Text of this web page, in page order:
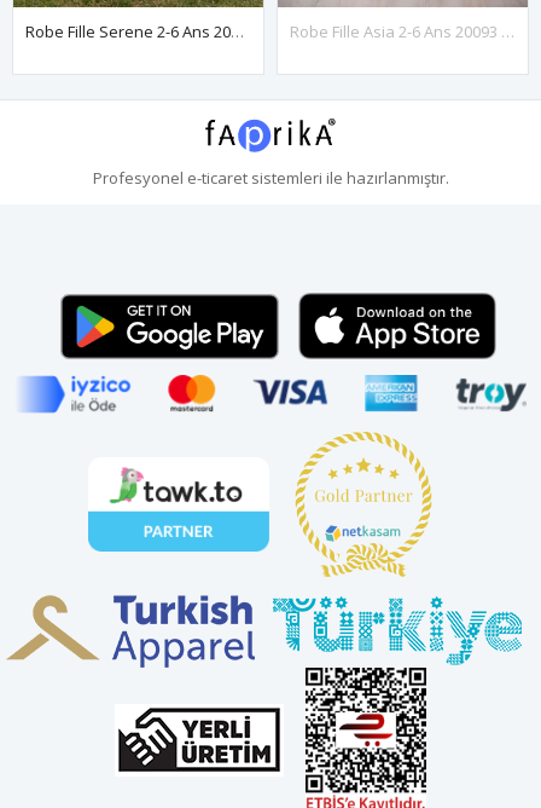
Robe Fille Serene 2-6 Ans 20083 Lilas Robe Fille Asia 2-6 Ans 20093 Blanc Cassé
Profesyonel e-ticaretsistemleri ile hazırlanmıştır.